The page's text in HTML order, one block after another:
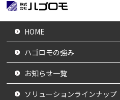
HOME
ハゴロモの強み
お知らせ一覧
ソリューションラインナップ